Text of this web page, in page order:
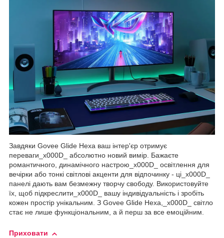
Завдяки Govee Glide Hexa ваш інтер'єр отримує
переваги_x000D_ абсолютно новий вимір. Бажаєте
романтичного, динамічного настрою_x000D_ освітлення для
вечірки або тонкі світлові акценти для відпочинку - ці_x000D_
панелі дають вам безмежну творчу свободу. Використовуйте
їх, щоб підкреслити_x000D_ вашу індивідуальність і зробіть
кожен простір унікальним. З Govee Glide Hexa,_x000D_ світло
стає не лише функціональним, а й перш за все емоційним.
Приховати